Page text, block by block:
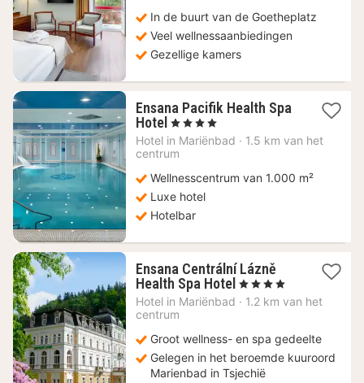
€
In de buurt van de Goetheplatz
Veel wellnessaanbiedingen
Gezellige kamers
Ensana Pacifik Health Spa
Hotel 1
nacht
vanaf
€
, 4 Sterren
Hotel in Mariënbad · 1.5 km van het
centrum
Wellnesscentrum van 1.000 m²
Luxe hotel
Hotelbar
Ensana Centrální Lázně
Health Spa Hotel 1
nacht
€
, 4 Sterren
Hotel in Mariënbad · 1.2 km van het
centrum
Groot wellness- en spa gedeelte
Gelegen in het beroemde kuuroord
Marienbad in Tsjechië